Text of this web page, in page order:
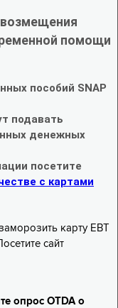
помощи
пособий SNAP
подавать
денежных
посетите
с картами
карту EBT
сайт
опрос OTDA о